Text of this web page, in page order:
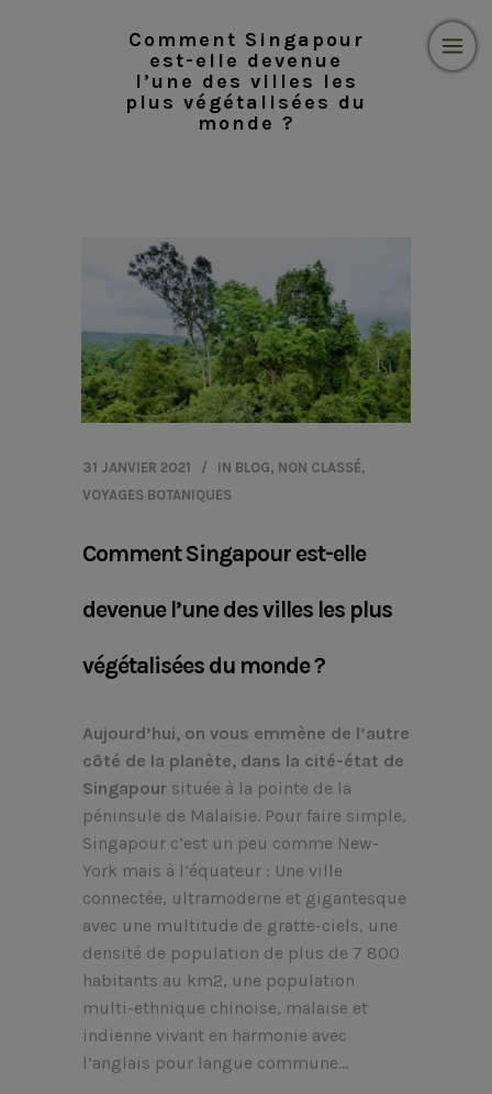
Comment Singapour
est-elle devenue
l’une des villes les
plus végétalisées du
monde ?
31 JANVIER 2021 IN BLOG, NON CLASSÉ,
VOYAGES BOTANIQUES
Comment Singapour est-elle
devenue l’une des villes les plus
végétalisées du monde ?
Aujourd’hui, on vous emmène de l’autre
côté de la planète, dans la cité-état de
Singapour située à la pointe de la
péninsule de Malaisie. Pour faire simple,
Singapour c’est un peu comme New-
York mais à l’équateur : Une ville
connectée, ultramoderne et gigantesque
avec une multitude de gratte-ciels, une
densité de population de plus de 7 800
habitants au km2, une population
multi-ethnique chinoise, malaise et
indienne vivant en harmonie avec
l’anglais pour langue commune…